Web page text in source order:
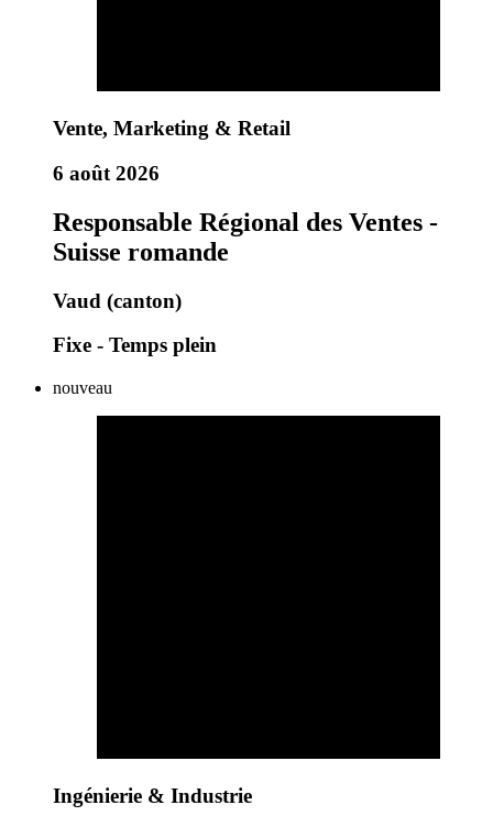
Vente, Marketing & Retail
6 août 2026
Responsable Régional des Ventes -
Suisse romande
Vaud (canton)
Fixe - Temps plein
nouveau
Ingénierie & Industrie